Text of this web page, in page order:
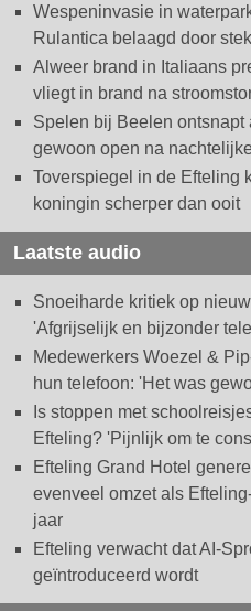
Wespeninvasie in
Rulantica belaagd door
Alweer brand in Italiaans
vliegt in brand na
Spelen bij Beelen ontsnapt
gewoon open na
Toverspiegel in de Efteling
koningin scherper dan ooit
Laatste audio
Snoeiharde kritiek op
'Afgrijselijk en bijzonder
Medewerkers Woezel &
hun telefoon: 'Het was
Is stoppen met
Efteling? 'Pijnlijk om te
Efteling Grand Hotel
evenveel omzet als
jaar
Efteling verwacht dat AI-
geïntroduceerd wordt